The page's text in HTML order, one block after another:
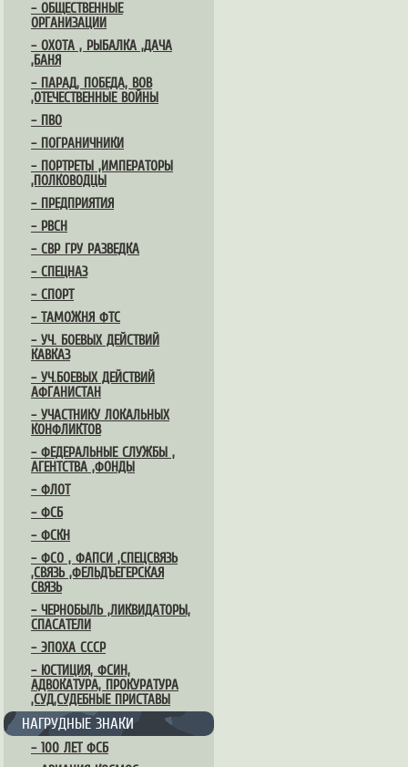
– ОБЩЕСТВЕННЫЕ
ОРГАНИЗАЦИИ
– ОХОТА , РЫБАЛКА ,ДАЧА
,БАНЯ
– ПАРАД, ПОБЕДА, ВОВ
,ОТЕЧЕСТВЕННЫЕ ВОЙНЫ
– ПВО
– ПОГРАНИЧНИКИ
– ПОРТРЕТЫ ,ИМПЕРАТОРЫ
,ПОЛКОВОДЦЫ
– ПРЕДПРИЯТИЯ
– РВСН
– СВР ГРУ РАЗВЕДКА
– СПЕЦНАЗ
– СПОРТ
– ТАМОЖНЯ ФТС
– УЧ. БОЕВЫХ ДЕЙСТВИЙ
КАВКАЗ
– УЧ.БОЕВЫХ ДЕЙСТВИЙ
АФГАНИСТАН
– УЧАСТНИКУ ЛОКАЛЬНЫХ
КОНФЛИКТОВ
– ФЕДЕРАЛЬНЫЕ СЛУЖБЫ ,
АГЕНТСТВА ,ФОНДЫ
– ФЛОТ
– ФСБ
– ФСКН
– ФСО , ФАПСИ ,СПЕЦСВЯЗЬ
,СВЯЗЬ ,ФЕЛЬДЪЕГЕРСКАЯ
СВЯЗЬ
– ЧЕРНОБЫЛЬ ,ЛИКВИДАТОРЫ,
СПАСАТЕЛИ
– ЭПОХА СССР
– ЮСТИЦИЯ, ФСИН,
АДВОКАТУРА, ПРОКУРАТУРА
,СУД,СУДЕБНЫЕ ПРИСТАВЫ
НАГРУДНЫЕ ЗНАКИ
– 100 ЛЕТ ФСБ